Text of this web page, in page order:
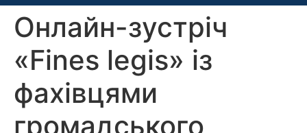
Онлайн-зустріч
«Fines legis» із
фахівцями
громадського